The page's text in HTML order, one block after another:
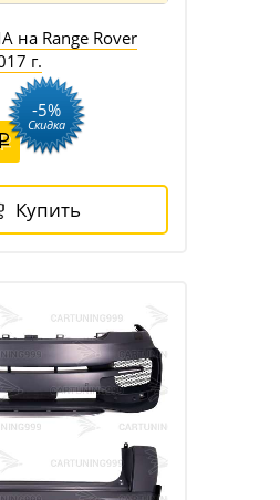
на Range Rover
г.
-5%
Скидка
Купить